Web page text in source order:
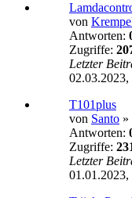
von
Antworten:
Zugriffe:
Letzter
02.03.2023,
T101plus
von Santo »
Antworten:
Zugriffe:
Letzter
01.01.2023,